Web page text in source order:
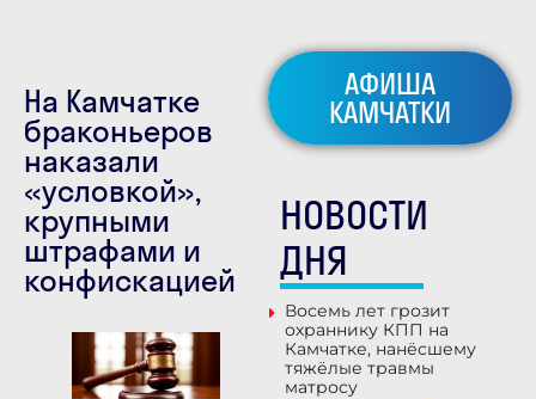
На Камчатке
браконьеров
наказали
«условкой»,
крупными
штрафами и
конфискацией
АФИША
КАМЧАТКИ
НОВОСТИ
ДНЯ
Восемь лет грозит
охраннику КПП на
Камчатке, нанёсшему
тяжёлые травмы
матросу